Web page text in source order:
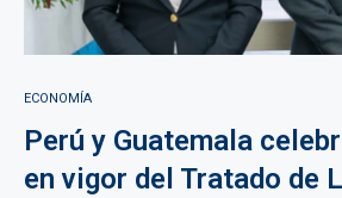
ECONOMÍA
Perú y Guatemala
en vigor del Tratado de